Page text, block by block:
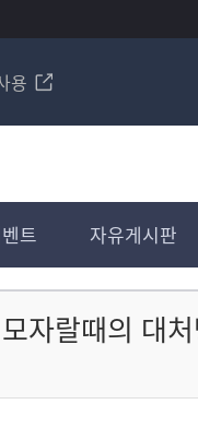
용
트 자유게시판
자랄때의 대